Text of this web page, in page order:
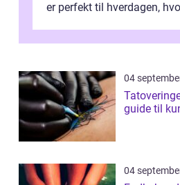
er perfekt til hverdagen,
04
guide til
04